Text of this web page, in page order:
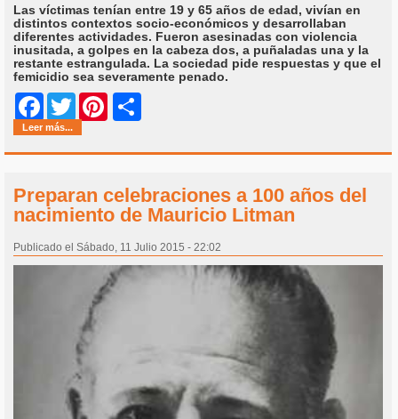
Las víctimas tenían entre 19 y 65 años de edad, vivían en
distintos contextos socio-económicos y desarrollaban
diferentes actividades. Fueron asesinadas con violencia
inusitada, a golpes en la cabeza dos, a puñaladas una y la
restante estrangulada. La sociedad pide respuestas y que el
femicidio sea severamente penado.
Facebook
Twitter Pinterest
Leer más...
Preparan celebraciones a 100 años del
nacimiento de Mauricio Litman
Publicado el Sábado, 11 Julio 2015 - 22:02